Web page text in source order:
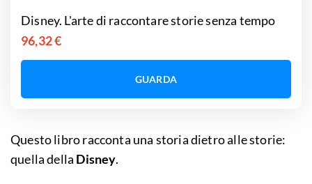
Disney. L'arte di raccontare storie senza tempo
96,32 €
GUARDA
Questo libro racconta una storia dietro alle storie:
quella della Disney.